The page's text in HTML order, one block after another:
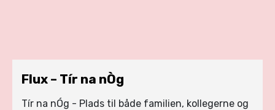
Flux – Tír na nÒg
Tír na nÓg - Plads til både familien, kollegerne og